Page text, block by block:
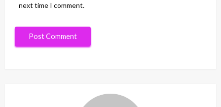
next time I comment.